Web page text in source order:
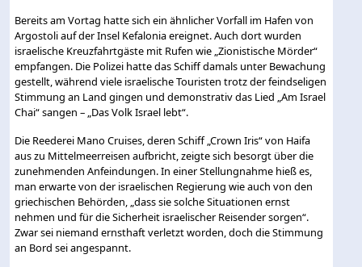
Bereits am Vortag hatte sich ein ähnlicher Vorfall im Hafen von
Argostoli auf der Insel Kefalonia ereignet. Auch dort wurden
israelische Kreuzfahrtgäste mit Rufen wie „Zionistische Mörder“
empfangen. Die Polizei hatte das Schiff damals unter Bewachung
gestellt, während viele israelische Touristen trotz der feindseligen
Stimmung an Land gingen und demonstrativ das Lied „Am Israel
Chai“ sangen – „Das Volk Israel lebt“.
Die Reederei Mano Cruises, deren Schiff „Crown Iris“ von Haifa
aus zu Mittelmeerreisen aufbricht, zeigte sich besorgt über die
zunehmenden Anfeindungen. In einer Stellungnahme hieß es,
man erwarte von der israelischen Regierung wie auch von den
griechischen Behörden, „dass sie solche Situationen ernst
nehmen und für die Sicherheit israelischer Reisender sorgen“.
Zwar sei niemand ernsthaft verletzt worden, doch die Stimmung
an Bord sei angespannt.